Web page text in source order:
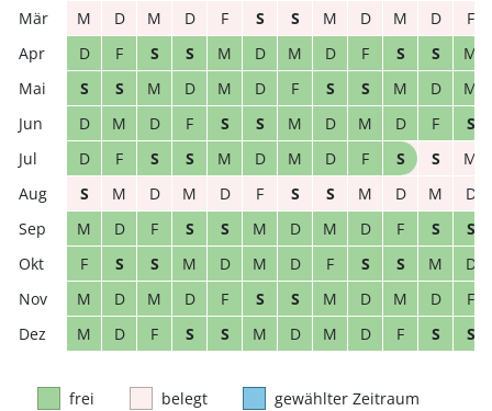
M
D M D F S S M D M D
F
D
F S S M D M D F S S
M
S
S M D M D F S S M D
M
D
M D F S S M D M D F
S
D
F S S M D M D F S S
M
S
M D M D F S S M D M
D
M
D F S S M D M D F S
S
F
S S M D M D F S S M
D
M
D M D F S S M D M D
F
M
D F S S M D M D F S S
frei belegt gewählter Zeitraum